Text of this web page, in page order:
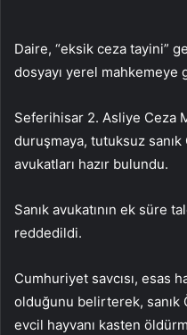
Daire, “eksik ceza tayini”
dosyayı yerel mahkemeye
Seferihisar 2. Asliye Ceza
duruşmaya, tutuksuz sanık
avukatları hazır bulundu.
Sanık avukatının ek süre
reddedildi.
Cumhuriyet savcısı, esas
olduğunu belirterek, sanık
evcil hayvanı kasten